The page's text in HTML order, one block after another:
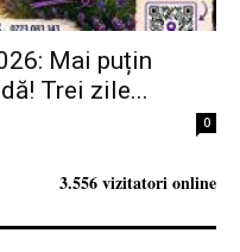
Mai puțin
Trei zile...
0
3.556 vizitatori online